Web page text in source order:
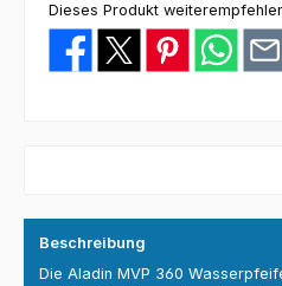
Dieses Produkt
Beschreibung
Die Aladin MVP 360